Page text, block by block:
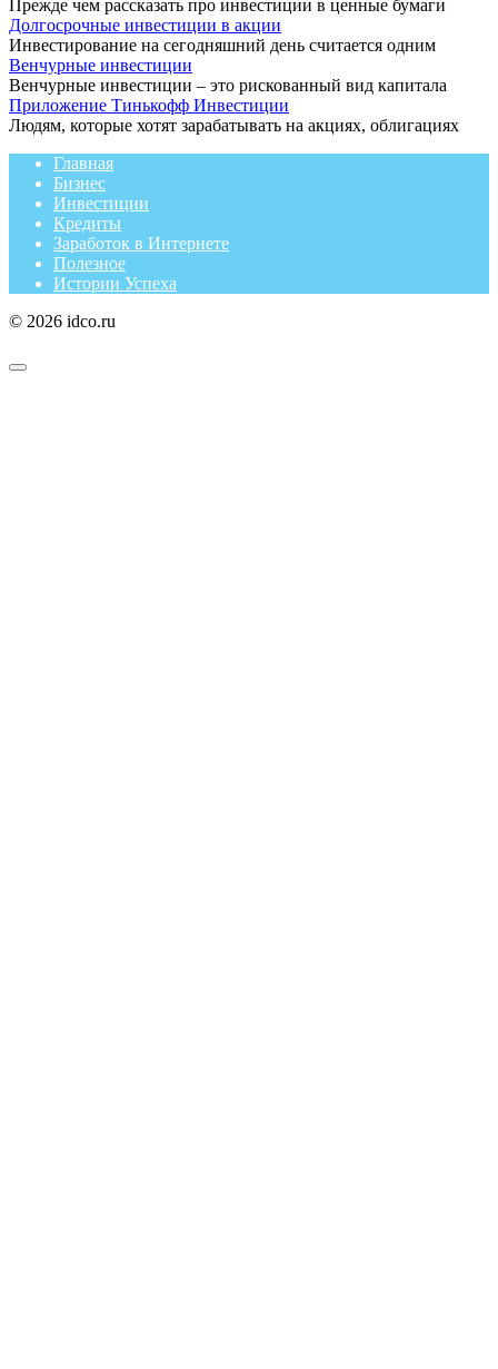
Прежде чем рассказать про инвестиции в ценные бумаги
Долгосрочные инвестиции в акции
Инвестирование на сегодняшний день считается одним
Венчурные инвестиции
Венчурные инвестиции – это рискованный вид капитала
Приложение Тинькофф Инвестиции
Людям, которые хотят зарабатывать на акциях, облигациях
Главная
Бизнес
Инвестиции
Кредиты
Заработок в Интернете
Полезное
Истории Успеха
© 2026 idco.ru